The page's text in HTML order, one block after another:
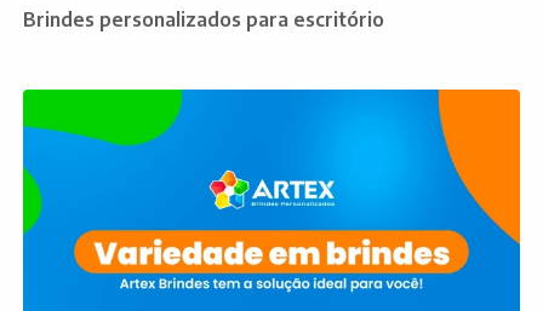
Brindes personalizados para escritório